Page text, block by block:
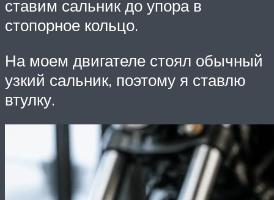
ставим сальник до упора в
стопорное кольцо.
На моем двигателе стоял обычный
узкий сальник, поэтому я ставлю
втулку.